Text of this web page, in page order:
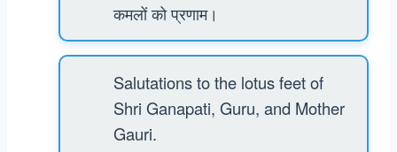
कमलों को प्रणाम।
Salutations to the lotus feet of
Shri Ganapati, Guru, and Mother
Gauri.